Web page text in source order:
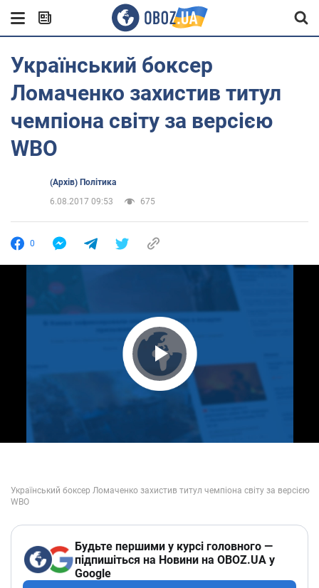
Український боксер
Ломаченко захистив титул
чемпіона світу за версією
WBO
(Архів) Політика
6.08.2017 09:53
675
0
Play Video
Будьте першими у курсі головного —
підпишіться на Новини на OBOZ.UA у
Google